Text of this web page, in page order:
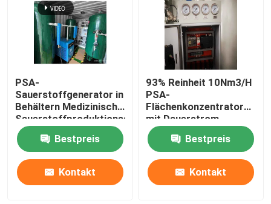
PSA-
Sauerstoffgenerator in
Behältern Medizinische
Sauerstoffproduktionsanlage
Krankenhaus
Bestpreis
Kontakt
93% Reinheit 10Nm3/H
PSA-
Flächenkonzentrator
mit Dauerstrom
Bestpreis
Kontakt